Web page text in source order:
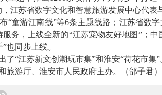
江苏省数字文化和智慧旅游发展中心代表
游江南线”等6条主题线路；江苏省数字
务，上线全新的“江苏宠物友好地图”；
也同步上线。
“江苏新文创潮玩市集”和淮安“荷花市集”
游厅、淮安市人民政府主办。（邰子君）